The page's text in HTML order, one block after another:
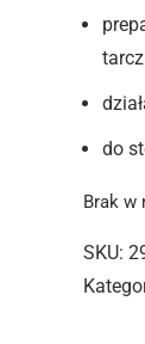
do
Brak w
SKU: